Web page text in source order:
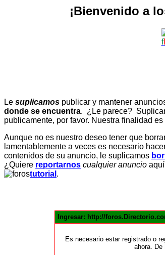
¡Bienvenido a
fl
Le suplicamos publicar y mantener
donde se encuentra. ¿Le parece?
publicamente, por favor. Nuestra finalidad
Aunque no es nuestro deseo tener que
lamentablemente a veces es necesario
contenidos de su anuncio, le suplicamos
¿Quiere reportarnos cualquier anuncio
tutorial .
Ingresar: http://
Es necesario estar registrado o
ahora. De